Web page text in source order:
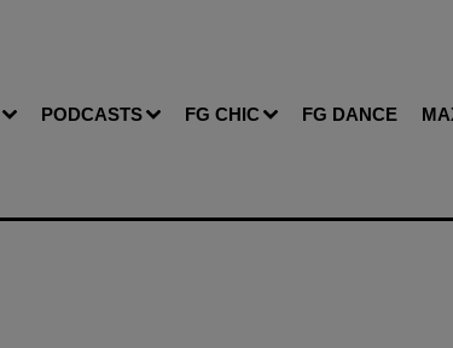
PODCASTS FG CHIC FG DANCE